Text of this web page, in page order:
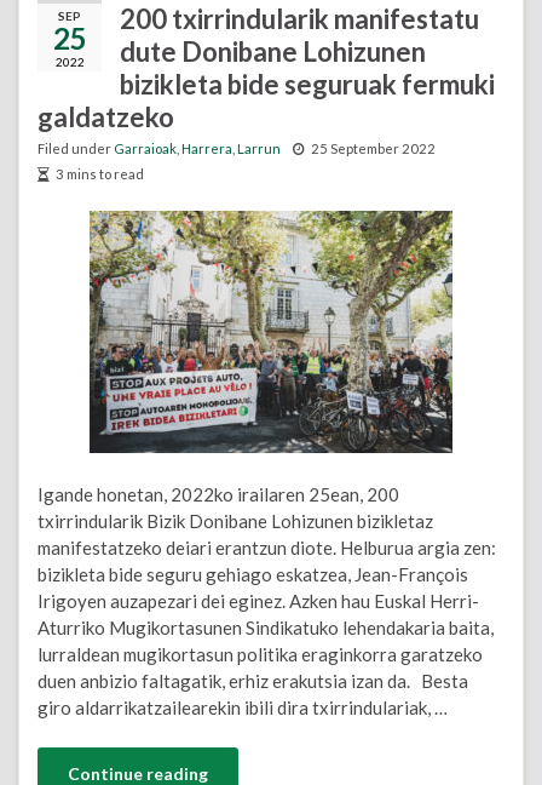
SEP
25
2022
200 txirrindularik manifestatu
dute Donibane Lohizunen
bizikleta bide seguruak fermuki
galdatzeko
Filed under Garraioak Harrera Larrun
25 September 2022
3 mins to read
Igande honetan, 2022ko irailaren 25ean, 200
txirrindularik Bizik Donibane Lohizunen bizikletaz
manifestatzeko deiari erantzun diote. Helburua argia zen:
bizikleta bide seguru gehiago eskatzea, Jean-François
Irigoyen auzapezari dei eginez. Azken hau Euskal Herri-
Aturriko Mugikortasunen Sindikatuko lehendakaria baita,
lurraldean mugikortasun politika eraginkorra garatzeko
duen anbizio faltagatik, erhiz erakutsia izan da. Besta
giro aldarrikatzailearekin ibili dira txirrindulariak, …
Continue reading